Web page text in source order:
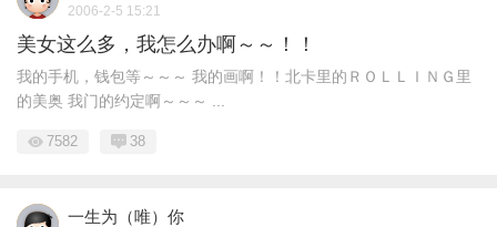
2006-2-5 15:21
美女这么多，我怎么办啊～～！！
我的手机，钱包等～～～ 我的画啊！！北卡里的ＲＯＬＬＩＮＧ里
的美奥 我门的约定啊～～～ ...
7582 38
一生为（唯）你